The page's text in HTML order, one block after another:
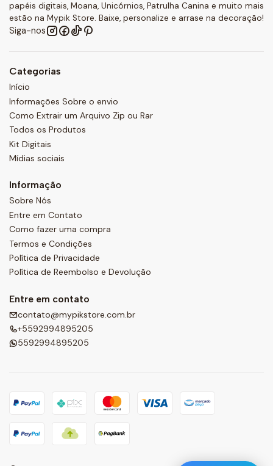
papéis digitais, Moana, Unicórnios, Patrulha Canina e muito mais
estão na Mypik Store. Baixe, personalize e arrase na decoração!
Siga-nos
Categorias
Início
Informações Sobre o envio
Como Extrair um Arquivo Zip ou Rar
Todos os Produtos
Kit Digitais
Mídias sociais
Informação
Sobre Nós
Entre em Contato
Como fazer uma compra
Termos e Condições
Política de Privacidade
Política de Reembolso e Devolução
Entre em contato
contato@mypikstore.com.br
+5592994895205
5592994895205